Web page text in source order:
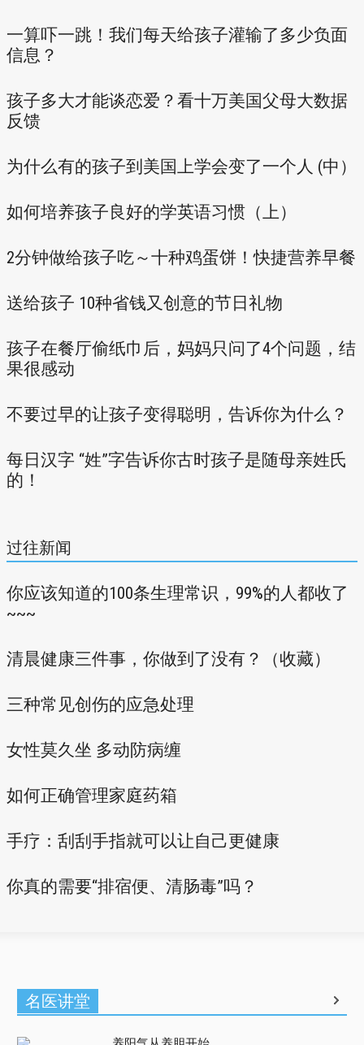
一算吓一跳！我们每天给孩子灌输了多少负面
信息？
孩子多大才能谈恋爱？看十万美国父母大数据
反馈
为什么有的孩子到美国上学会变了一个人 (中）
如何培养孩子良好的学英语习惯（上）
2分钟做给孩子吃～十种鸡蛋饼！快捷营养早餐
送给孩子 10种省钱又创意的节日礼物
孩子在餐厅偷纸巾后，妈妈只问了4个问题，结
果很感动
不要过早的让孩子变得聪明，告诉你为什么？
每日汉字 “姓”字告诉你古时孩子是随母亲姓氏
的！
过往新闻
你应该知道的100条生理常识，99%的人都收了
~~~
清晨健康三件事，你做到了没有？（收藏）
三种常见创伤的应急处理
女性莫久坐 多动防病缠
如何正确管理家庭药箱
手疗：刮刮手指就可以让自己更健康
你真的需要“排宿便、清肠毒”吗？
名医讲堂